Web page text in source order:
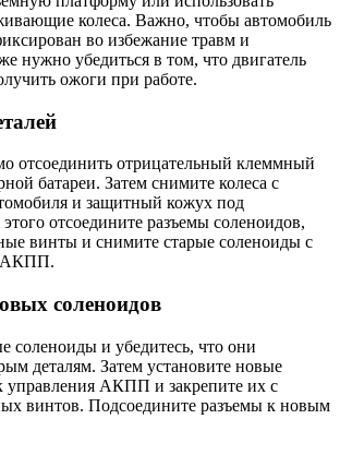
колеса. Важно, чтобы автомобиль
во избежание травм и
нужно убедиться в том, что двигатель
ожоги при работе.
отсоединить отрицательный клеммный
батареи. Затем снимите колеса с
и защитный кожух под
отсоедините разъемы соленоидов,
винты и снимите старые соленоиды с
АКПП.
соленоидов
соленоиды и убедитесь, что они
деталям. Затем установите новые
управления АКПП и закрепите их с
винтов. Подсоедините разъемы к новым